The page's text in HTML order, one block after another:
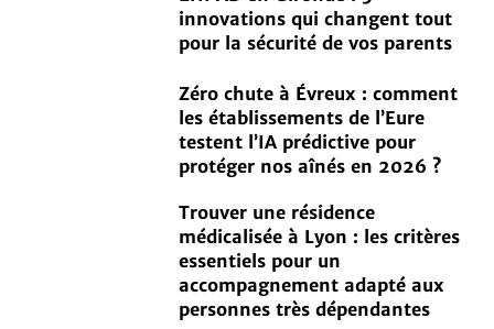
innovations qui changent tout
pour la sécurité de vos parents
Zéro chute à Évreux : comment
les établissements de l’Eure
testent l’IA prédictive pour
protéger nos aînés en 2026 ?
Trouver une résidence
médicalisée à Lyon : les critères
essentiels pour un
accompagnement adapté aux
personnes très dépendantes